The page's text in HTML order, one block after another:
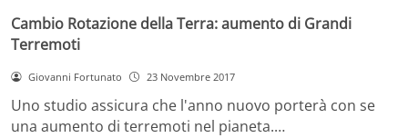
Cambio Rotazione della Terra: aumento di Grandi
Terremoti
Giovanni Fortunato 23 Novembre 2017
Uno studio assicura che l'anno nuovo porterà con se
una aumento di terremoti nel pianeta.…